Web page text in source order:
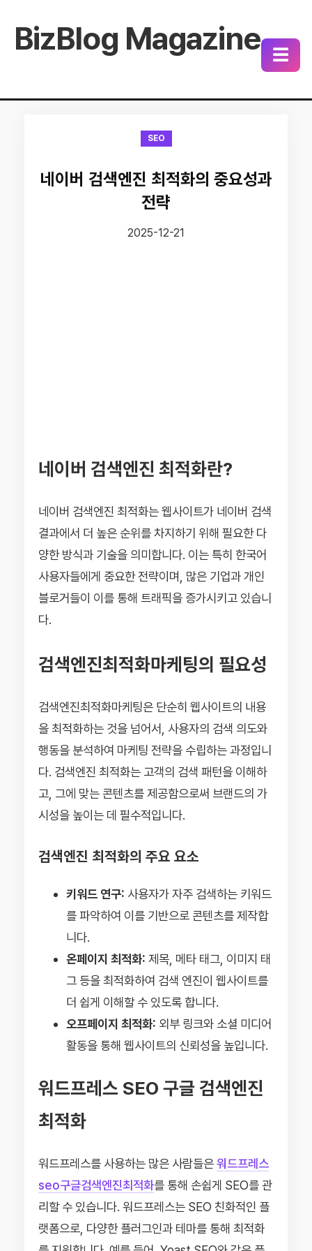
BizBlog Magazine ☰
SEO
네이버 검색엔진 최적화의 중요성과
전략
2025-12-21
네이버 검색엔진 최적화란?
네이버 검색엔진 최적화는 웹사이트가 네이버 검색
결과에서 더 높은 순위를 차지하기 위해 필요한 다
양한 방식과 기술을 의미합니다. 이는 특히 한국어
사용자들에게 중요한 전략이며, 많은 기업과 개인
블로거들이 이를 통해 트래픽을 증가시키고 있습니
다.
검색엔진최적화마케팅의 필요성
검색엔진최적화마케팅은 단순히 웹사이트의 내용
을 최적화하는 것을 넘어서, 사용자의 검색 의도와
행동을 분석하여 마케팅 전략을 수립하는 과정입니
다. 검색엔진 최적화는 고객의 검색 패턴을 이해하
고, 그에 맞는 콘텐츠를 제공함으로써 브랜드의 가
시성을 높이는 데 필수적입니다.
검색엔진 최적화의 주요 요소
키워드 연구: 사용자가 자주 검색하는 키워드
를 파악하여 이를 기반으로 콘텐츠를 제작합
니다.
온페이지 최적화: 제목, 메타 태그, 이미지 태
그 등을 최적화하여 검색 엔진이 웹사이트를
더 쉽게 이해할 수 있도록 합니다.
오프페이지 최적화: 외부 링크와 소셜 미디어
활동을 통해 웹사이트의 신뢰성을 높입니다.
워드프레스 SEO 구글 검색엔진
최적화
워드프레스를 사용하는 많은 사람들은워드프레스
seo구글검색엔진최적화를 통해 손쉽게 SEO를 관
리할 수 있습니다. 워드프레스는 SEO 친화적인 플
랫폼으로, 다양한 플러그인과 테마를 통해 최적화